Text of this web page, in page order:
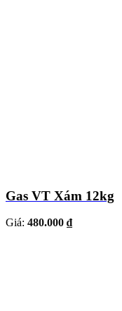
Gas VT Xám 12kg
Giá: 480.000 ₫